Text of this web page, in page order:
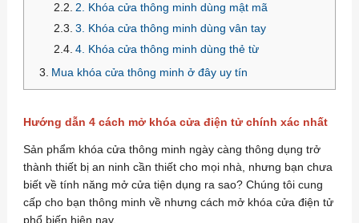
2. Khóa cửa thông minh dùng mật mã
3. Khóa cửa thông minh dùng vân tay
4. Khóa cửa thông minh dùng thẻ từ
Mua khóa cửa thông minh ở đây uy tín
Hướng dẫn 4 cách mở khóa cửa điện tử chính xác nhất
Sản phẩm khóa cửa thông minh ngày càng thông dụng trở
thành thiết bị an ninh cần thiết cho mọi nhà, nhưng bạn chưa
biết về tính năng mở cửa tiện dụng ra sao? Chúng tôi cung
cấp cho bạn thông minh về nhưng cách mở khóa cửa điện tử
phổ biến hiện nay.